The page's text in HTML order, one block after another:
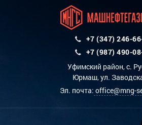
+7 (347) 246-
+7 (987) 490-
Уфимский район, с.
Юрмаш, ул.
Эл. почта: office@mng-